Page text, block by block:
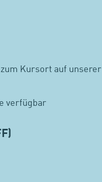
Kursort auf unserer
verfügbar